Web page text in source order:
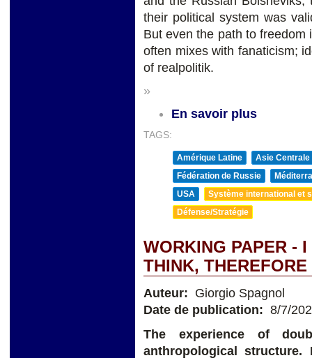
their political system was
But even the path to
often mixes with fanaticism;
of realpolitik.
»
En savoir plus
TAGS:
Amérique Latine
Asie Centrale
Fédération de Russie
USA
Système international et
Défense/Stratégie
WORKING PAPER -
THINK, THEREFORE
Auteur: Giorgio Spagnol
Date de publication: 8/7/
The experience of
anthropological